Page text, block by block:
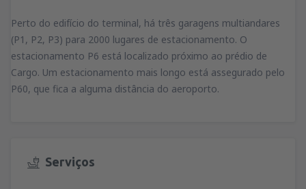
Perto do edifício do terminal, há três garagens multiandares
(P1, P2, P3) para 2000 lugares de estacionamento. O
estacionamento P6 está localizado próximo ao prédio de
Cargo. Um estacionamento mais longo está assegurado pelo
P60, que fica a alguma distância do aeroporto.
Serviços